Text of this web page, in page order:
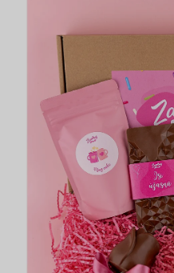
hvězdiček.